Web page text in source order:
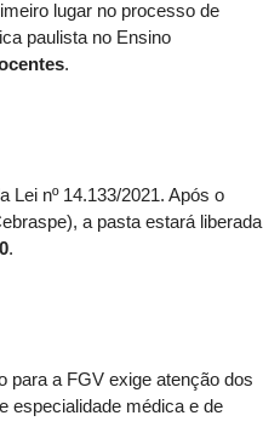
lugar no processo de
paulista no Ensino
.
Lei nº 14.133/2021. Após o
a pasta estará liberada
.
para a FGV exige atenção dos
especialidade médica e de